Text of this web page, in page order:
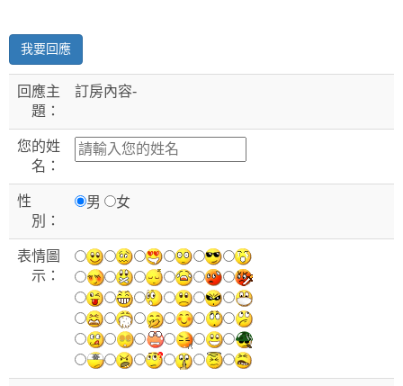
我要回應
回應主
題：
訂房內容-
您的姓
名：
性
別：
男 女
表情圖
示：